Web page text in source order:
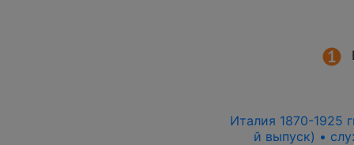
Италия 1870-1925
й выпуск) •